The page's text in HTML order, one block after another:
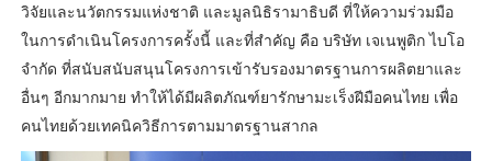
วิจัยและนวัตกรรมแห่งชาติ และมูลนิธิรามาธิบดี ที่ให้ความร่วมมือ
ในการดำเนินโครงการครั้งนี้ และที่สำคัญ คือ บริษัท เจเนพูติก ไบโอ
จำกัด ที่สนับสนับสนุนโครงการเข้ารับรองมาตรฐานการผลิตยาและ
อื่นๆ อีกมากมาย ทำให้ได้มีผลิตภัณฑ์ยารักษามะเร็งฝีมือคนไทย เพื่อ
คนไทยด้วยเทคนิควิธีการตามมาตรฐานสากล